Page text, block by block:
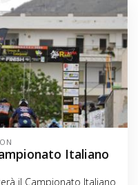
Italiano
il Campionato Italiano